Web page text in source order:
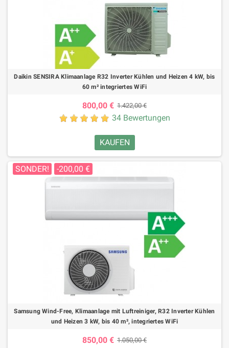
Daikin SENSIRA Klimaanlage R32 Inverter Kühlen und Heizen 4 kW, bis
60 m² integriertes WiFi
800,00 € 1.422,00 €
34 Bewertungen
KAUFEN
SONDER! -200,00 €
Samsung Wind-Free, Klimaanlage mit Luftreiniger, R32 Inverter Kühlen
und Heizen 3 kW, bis 40 m², integriertes WiFi
850,00 € 1.050,00 €